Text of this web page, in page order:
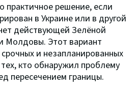
решение, если
в Украине или в другой
действующей Зелёной
Молдовы. Этот вариант
и незапланированных
кто обнаружил проблему
пересечением границы.